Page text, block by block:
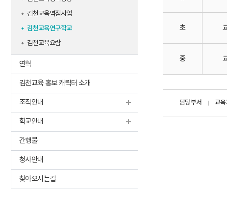
김천교육역점사업
김천교육연구학교
김천교육요람
연혁
김천교육 홍보 캐릭터 소개
조직안내
학교안내
간행물
청사안내
찾아오시는길
초
중
담당부서 교